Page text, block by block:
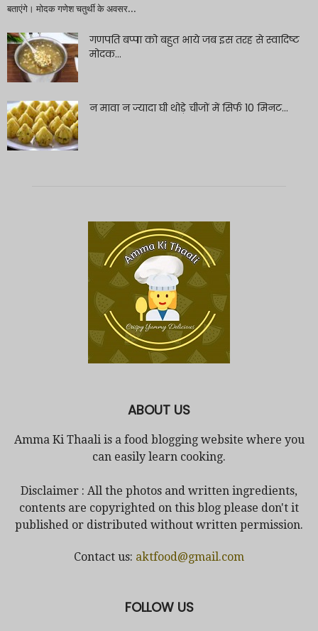
बताएंगे। मोदक गणेश चतुर्थी के अवसर...
गणपति बप्पा को बहुत भाये जब इस तरह से स्वादिष्ट
मोदक...
न मावा न ज्यादा घी थोड़े चीजों में सिर्फ 10 मिनट...
ABOUT US
Amma Ki Thaali is a food blogging website where you
can easily learn cooking.
Disclaimer : All the photos and written ingredients,
contents are copyrighted on this blog please don't it
published or distributed without written permission.
Contact us: aktfood@gmail.com
FOLLOW US